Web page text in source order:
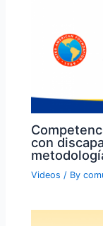
con
Videos / By